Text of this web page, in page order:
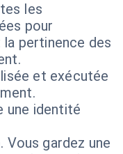
les
pour
pertinence des
et exécutée
une identité
Vous gardez une